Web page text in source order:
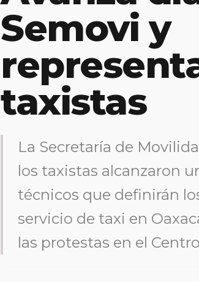
Semovi y
taxistas
La Secretaría de
los taxistas alcanzaron
técnicos que definirán
servicio de taxi en
las protestas en el